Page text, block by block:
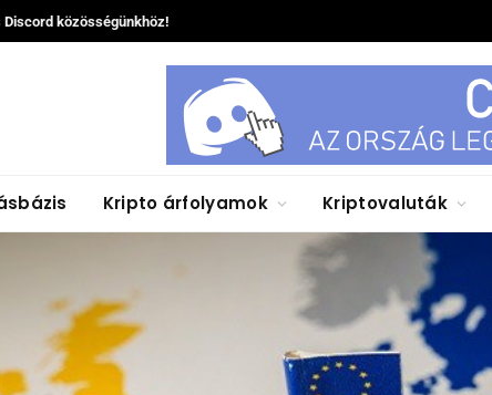
közösségünkhöz!
Kripto árfolyamok Kriptovaluták